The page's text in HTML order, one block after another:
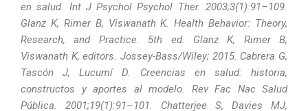
en salud. Int J Psychol Psychol Ther. 2003;3(1):91–109.
Glanz K, Rimer B, Viswanath K. Health Behavior: Theory,
Research, and Practice. 5th ed. Glanz K, Rimer B,
Viswanath K, editors. Jossey-Bass/Wiley; 2015. Cabrera G,
Tascón J, Lucumí D. Creencias en salud: historia,
constructos y aportes al modelo. Rev Fac Nac Salud
Pública. 2001;19(1):91–101. Chatterjee S, Davies MJ,